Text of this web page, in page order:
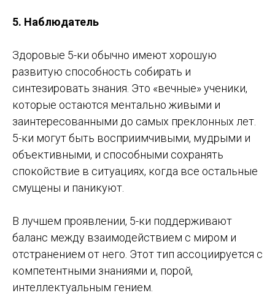
5. Наблюдатель
Здоровые 5-ки обычно имеют хорошую
развитую способность собирать и
синтезировать знания. Это «вечные» ученики,
которые остаются ментально живыми и
заинтересованными до самых преклонных лет.
5-ки могут быть восприимчивыми, мудрыми и
объективными, и способными сохранять
спокойствие в ситуациях, когда все остальные
смущены и паникуют.
В лучшем проявлении, 5-ки поддерживают
баланс между взаимодействием с миром и
отстранением от него. Этот тип ассоциируется с
компетентными знаниями и, порой,
интеллектуальным гением.